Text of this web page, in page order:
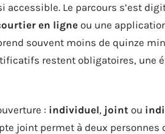
accessible. Le parcours s’est
en ligne ou une
souvent moins de quinze
restent obligatoires, une
: individuel, joint ou
joint permet à deux personnes